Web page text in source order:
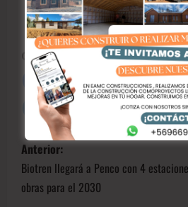
Ver todas las
Compártelo!!!
Anterior:
Biotren llegará a Penco con 4
obras para el 2030